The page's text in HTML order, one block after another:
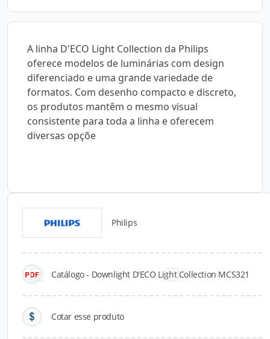
A linha D'ECO Light Collection da Philips
oferece modelos de luminárias com design
diferenciado e uma grande variedade de
formatos. Com desenho compacto e discreto,
os produtos mantêm o mesmo visual
consistente para toda a linha e oferecem
diversas opçõe
Philips
Catálogo - Downlight D'ECO Light Collection MCS321
Cotar esse produto
Catálogos para Download